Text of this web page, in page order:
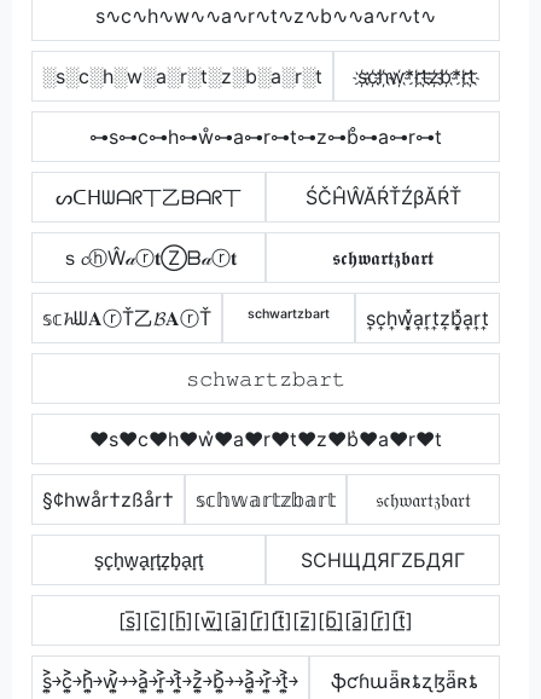
s∿c∿h∿w∿∿a∿r∿t∿z∿b∿∿a∿r∿t∿
░s░c░h░w░a░r░t░z░b░a░r░t s҉c҉h҉w҉*r҉t҉z҉b҉*r҉t҉
⊶s⊶c⊶h⊶ẘ⊶a⊶r⊶t⊶z⊶b̊⊶a⊶r⊶t
ᔕᑕᕼᗯᗩᖇ丅乙ᗷᗩᖇ丅 ŚČĤŴĂŔŤŹβĂŔŤ
ｓ𝓬ⓗŴ𝒶ⓡ𝐭Ⓩᗷ𝒶ⓡ𝐭 𝖘𝖈𝖍𝖜𝖆𝖗𝖙𝖟𝖇𝖆𝖗𝖙
𝕤𝕔𝓱ᗯ𝐀ⓡŤ乙𝓑𝐀ⓡŤ ˢᶜʰʷᵃʳᵗᶻᵇᵃʳᵗ s͎c͎h͎w͎͓̽a͎r͎t͎z͎b͎͓̽a͎r͎t͎
𝚜𝚌𝚑𝚠𝚊𝚛𝚝𝚣𝚋𝚊𝚛𝚝
♥s♥c♥h♥w͛♥a♥r♥t♥z♥b͛♥a♥r♥t
§¢hwår†zßår† 𝕤𝕔𝕙𝕨𝕒𝕣𝕥𝕫𝕓𝕒𝕣𝕥 𝔰𝔠𝔥𝔴𝔞𝔯𝔱𝔷𝔟𝔞𝔯𝔱
s̟c̟h̟w̟a̟r̟t̟z̟b̟a̟r̟t̟ SCHЩДЯΓZБДЯΓ
[s̲̅][c̲̅][h̲̅][w̲̅]̼[a̲̅][r̲̅][t̲̅][z̲̅][b̲̅]̼[a̲̅][r̲̅][t̲̅]
s͎͍͐￫c͎͍͐￫h͎͍͐￫w͎͍͐￫￫a͎͍͐￫r͎͍͐￫t͎͍͐￫z͎͍͐￫b͎͍͐￫￫a͎͍͐￫r͎͍͐￫t͎͍͐￫ ֆƈɦաǟʀȶʐɮǟʀȶ